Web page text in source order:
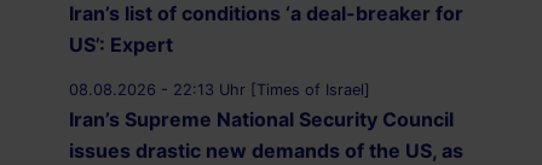
Iran’s list of conditions ‘a deal-breaker for
US’: Expert
08.08.2026 - 22:13 Uhr [Times of Israel]
Iran’s Supreme National Security Council
issues drastic new demands of the US, as